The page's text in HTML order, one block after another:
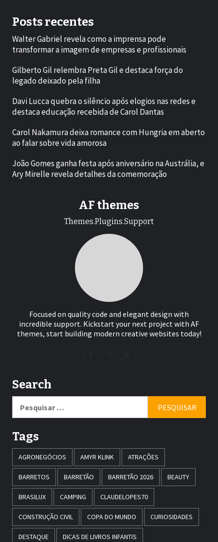
Posts recentes
Walter Gabriel revela como a imprensa pode
transformar a imagem de empresas e profissionais
Gilberto Gil relembra Preta Gil e destaca força do
legado deixado pela filha
Davi Lucca quebra o silêncio após elogios nas redes e
destaca educação recebida de Carol Dantas
Carol Nakamura deixa romance com Hungria em aberto
ao falar sobre vida amorosa
João Gomes ganha festa após aniversário na Austrália, e
Ary Mirelle revela detalhes da comemoração
AF themes
Themes.Plugins.Support
Focused on quality code and elegant design with
incredible support. Kickstart your next project with AF
themes, start building modern creative websites today!
Search
por:
Tags
AGRONEGÓCIOS AMYR KLINK ATRAÇÕES
BARRETOS BARRETÃO BARRETÃO 2026 BEAUTY
BRASILUX CAMPING CLAUDELOPES70
CONSTRUÇÃO CIVIL COPA DO MUNDO CURIOSIDADES
DESTAQUE DICAS DE LIVROS INFANTIS